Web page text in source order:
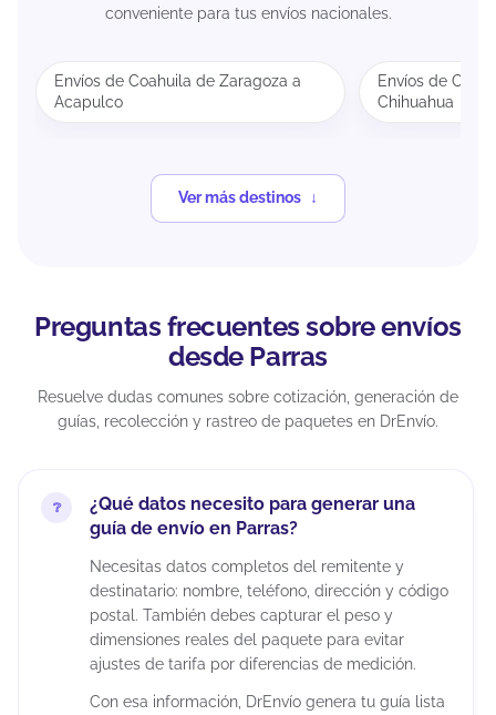
conveniente para tus envíos nacionales.
Envíos de Coahuila de Zaragoza a
Acapulco
Envíos de
Chihuahua
Ver más destinos
Preguntas frecuentes sobre envíos
desde Parras
Resuelve dudas comunes sobre cotización, generación de
guías, recolección y rastreo de paquetes en DrEnvío.
¿Qué datos necesito para generar una
guía de envío en Parras?
Necesitas datos completos del remitente y
destinatario: nombre, teléfono, dirección y código
postal. También debes capturar el peso y
dimensiones reales del paquete para evitar
ajustes de tarifa por diferencias de medición.
Con esa información, DrEnvío genera tu guía lista